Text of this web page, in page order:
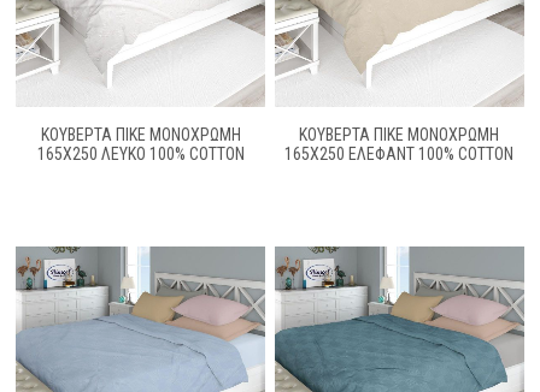
ΚΟΥΒΕΡΤΑ ΠΙΚΕ ΜΟΝΌΧΡΩΜΗ
165X250 ΛΕΥΚΌ 100% COTTON
ΚΟΥΒΕΡΤΑ ΠΙΚΕ ΜΟΝΌΧΡΩΜΗ
165X250 ΈΛΕΦΑΝΤ 100% COTTON